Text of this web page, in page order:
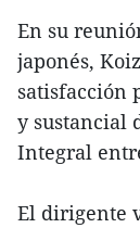
En su
japonés,
satisfacción
y sustancial
Integral
El dirigente